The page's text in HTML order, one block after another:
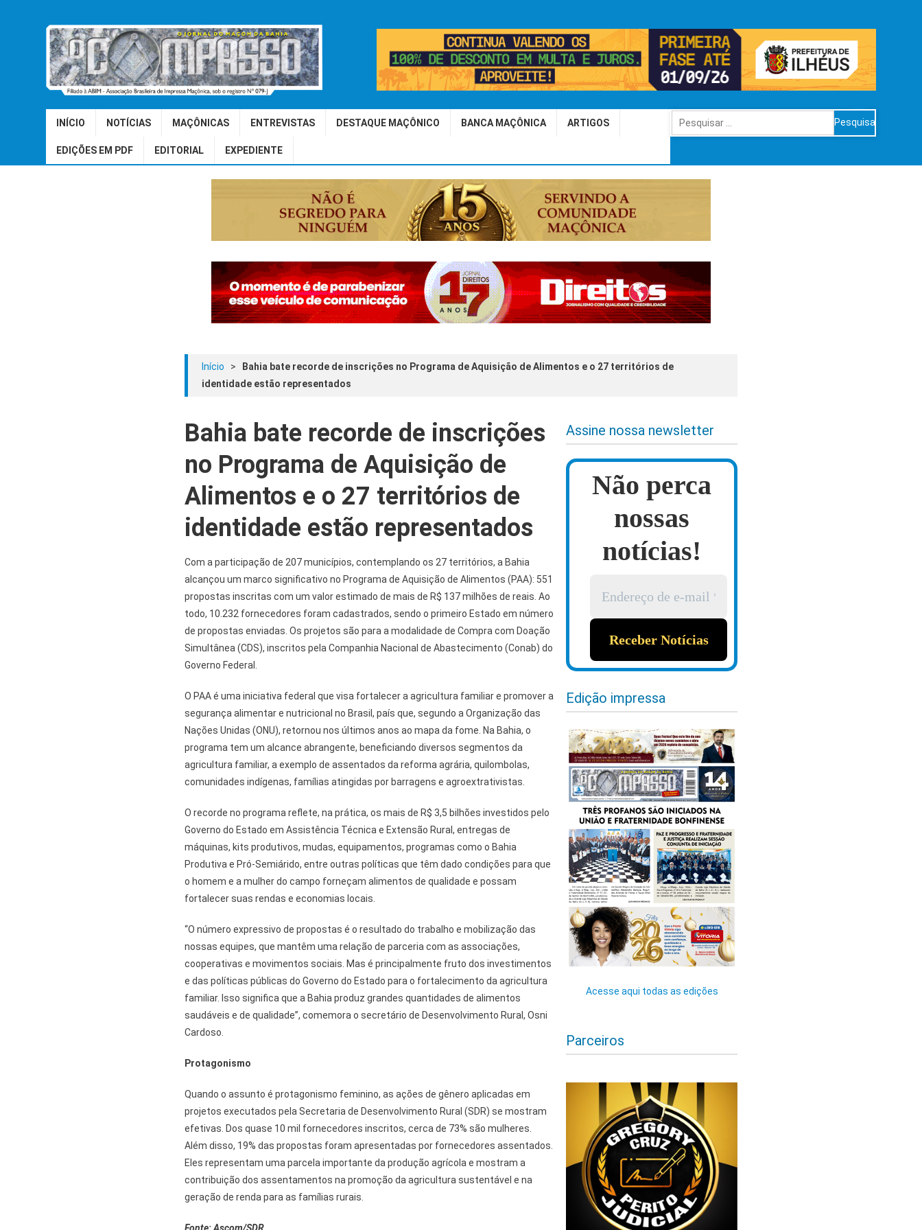
INÍCIO NOTÍCIAS MAÇÔNICAS ENTREVISTAS DESTAQUE MAÇÔNICO BANCA MAÇÔNICA ARTIGOS
EDIÇÕES EM PDF EDITORIAL EXPEDIENTE
Pesquisar
por:
Início >
Bahia bate recorde de inscrições no Programa de Aquisição de Alimentos e o 27 territórios de
identidade estão representados
Bahia bate recorde de inscrições
no Programa de Aquisição de
Alimentos e o 27 territórios de
identidade estão representados
Com a participação de 207 municípios, contemplando os 27 territórios, a Bahia
alcançou um marco significativo no Programa de Aquisição de Alimentos (PAA): 551
propostas inscritas com um valor estimado de mais de R$ 137 milhões de reais. Ao
todo, 10.232 fornecedores foram cadastrados, sendo o primeiro Estado em número
de propostas enviadas. Os projetos são para a modalidade de Compra com Doação
Simultânea (CDS), inscritos pela Companhia Nacional de Abastecimento (Conab) do
Governo Federal.
O PAA é uma iniciativa federal que visa fortalecer a agricultura familiar e promover a
segurança alimentar e nutricional no Brasil, país que, segundo a Organização das
Nações Unidas (ONU), retornou nos últimos anos ao mapa da fome. Na Bahia, o
programa tem um alcance abrangente, beneficiando diversos segmentos da
agricultura familiar, a exemplo de assentados da reforma agrária, quilombolas,
comunidades indígenas, famílias atingidas por barragens e agroextrativistas.
O recorde no programa reflete, na prática, os mais de R$ 3,5 bilhões investidos pelo
Governo do Estado em Assistência Técnica e Extensão Rural, entregas de
máquinas, kits produtivos, mudas, equipamentos, programas como o Bahia
Produtiva e Pró-Semiárido, entre outras políticas que têm dado condições para que
o homem e a mulher do campo forneçam alimentos de qualidade e possam
fortalecer suas rendas e economias locais.
“O número expressivo de propostas é o resultado do trabalho e mobilização das
nossas equipes, que mantêm uma relação de parceria com as associações,
cooperativas e movimentos sociais. Mas é principalmente fruto dos investimentos
e das políticas públicas do Governo do Estado para o fortalecimento da agricultura
familiar. Isso significa que a Bahia produz grandes quantidades de alimentos
saudáveis e de qualidade”, comemora o secretário de Desenvolvimento Rural, Osni
Cardoso.
Protagonismo
Quando o assunto é protagonismo feminino, as ações de gênero aplicadas em
projetos executados pela Secretaria de Desenvolvimento Rural (SDR) se mostram
efetivas. Dos quase 10 mil fornecedores inscritos, cerca de 73% são mulheres.
Além disso, 19% das propostas foram apresentadas por fornecedores assentados.
Eles representam uma parcela importante da produção agrícola e mostram a
contribuição dos assentamentos na promoção da agricultura sustentável e na
geração de renda para as famílias rurais.
Assine nossa newsletter
Não perca
nossas
notícias!
Edição impressa
Acesse aqui todas as edições
Parceiros